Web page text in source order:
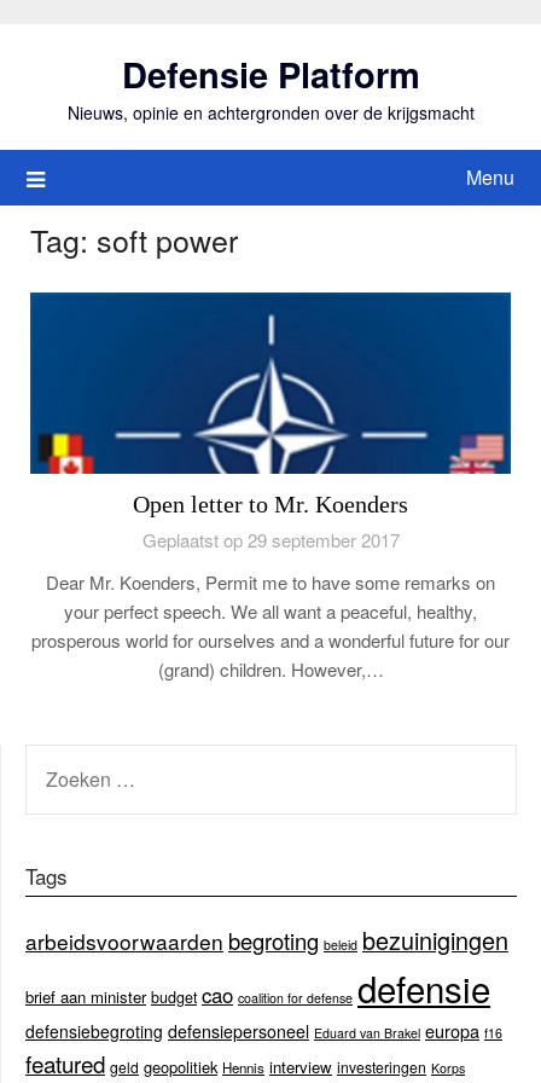
Defensie Platform
Nieuws, opinie en achtergronden over de krijgsmacht
Menu
Tag: soft power
Open letter to Mr. Koenders
Geplaatst op 29 september 2017
Dear Mr. Koenders, Permit me to have some remarks on
your perfect speech. We all want a peaceful, healthy,
prosperous world for ourselves and a wonderful future for our
(grand) children. However,…
NAAR:
Tags
arbeidsvoorwaarden begroting beleid bezuinigingen
brief aan minister budget cao coalition for defense defensie
defensiebegroting defensiepersoneel Eduard van Brakel europa f16
featured geld geopolitiek Hennis interview investeringen Korps